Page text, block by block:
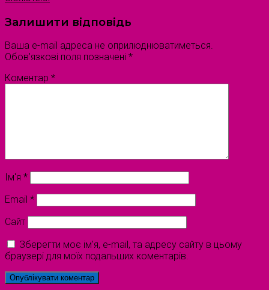
Залишити відповідь
Ваша e-mail адреса не оприлюднюватиметься.
Обов’язкові поля позначені *
Коментар *
Ім'я *
Email *
Сайт
Зберегти моє ім'я, e-mail, та адресу сайту в цьому
браузері для моїх подальших коментарів.